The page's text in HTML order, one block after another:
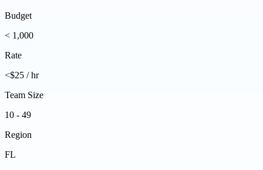
Budget
< 1,000
Rate
<$25 / hr
Team Size
10 - 49
Region
FL